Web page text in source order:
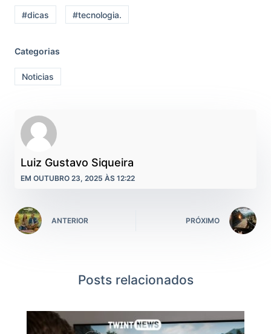
#dicas #tecnologia.
Categorias
Noticias
Luiz Gustavo Siqueira
EM OUTUBRO 23, 2025 ÀS 12:22
ANTERIOR PRÓXIMO
Posts relacionados